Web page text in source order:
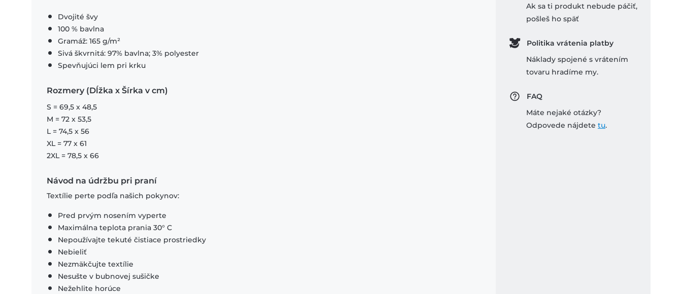
Dvojité švy
100 % bavlna
Gramáž: 165 g/m²
Sivá škvrnitá: 97% bavlna; 3% polyester
Spevňujúci lem pri krku
Rozmery (Dĺžka x Šírka v cm)
S = 69,5 x 48,5
M = 72 x 53,5
L = 74,5 x 56
XL = 77 x 61
2XL = 78,5 x 66
Návod na údržbu pri praní
Textílie perte podľa našich pokynov:
Pred prvým nosením vyperte
Maximálna teplota prania 30° C
Nepoužívajte tekuté čistiace prostriedky
Nebieliť
Nezmäkčujte textílie
Nesušte v bubnovej sušičke
Nežehlite horúce
Ak sa ti produkt nebude páčiť,
pošleš ho späť
Politika vrátenia platby
Náklady spojené s vrátením
tovaru hradíme my.
FAQ
Máte nejaké otázky?
Odpovede nájdete tu.